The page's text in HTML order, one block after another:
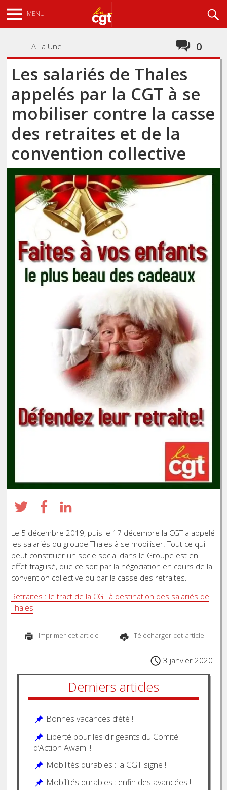
au
contenu
MENU
0
A La Une
Les salariés de Thales
appelés par la CGT à se
mobiliser contre la casse
des retraites et de la
convention collective
Le 5 décembre 2019, puis le 17 décembre la CGT a appelé
les salariés du groupe Thales à se mobiliser. Tout ce qui
peut constituer un socle social dans le Groupe est en
effet fragilisé, que ce soit par la négociation en cours de la
convention collective ou par la casse des retraites.
Retraites : le tract de la CGT à destination des salariés de
Thales
Imprimer cet article Télécharger cet article
3 janvier 2020
Derniers articles
Bonnes vacances d’été !
Liberté pour les dirigeants du Comité
d’Action Awami !
Mobilités durables : la CGT signe !
Mobilités durables : enfin des avancées !